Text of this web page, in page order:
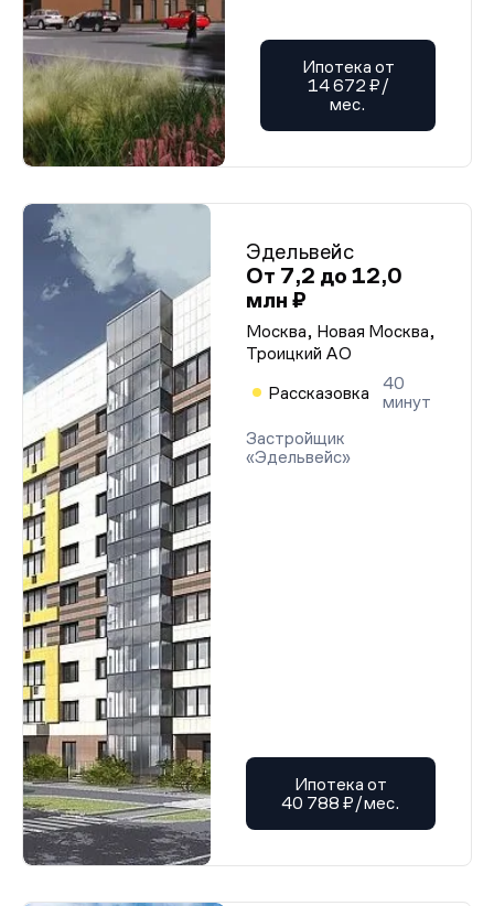
Ипотека от
14 672 ₽/
мес.
Эдельвейс
От 7,2 до 12,0
млн ₽
Москва, Новая Москва,
Троицкий АО
Рассказовка
40
минут
Застройщик
«Эдельвейс»
Ипотека от
40 788 ₽/мес.